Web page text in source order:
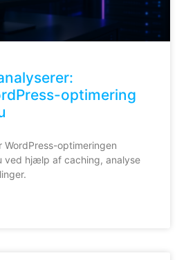
optimering
optimeringen
ved hjælp af caching, analyse